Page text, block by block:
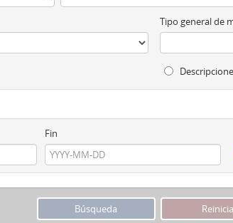
Tipo general de
Fin